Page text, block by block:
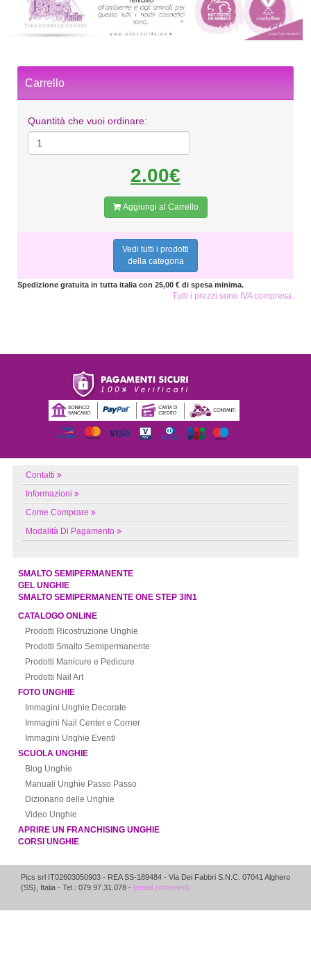
Carrello
Quantità che vuoi ordinare:
2.00€
Aggiungi al Carrello
Vedi tutti i prodotti
della categoria
Spedizione gratuita in tutta italia con 25,00 € di spesa minima.
Tutti i prezzi sono IVA compresa.
Contatti
Informazioni
Come Comprare
Modalità Di Pagamento
SMALTO SEMIPERMANENTE
GEL UNGHIE
SMALTO SEMIPERMANENTE ONE STEP 3IN1
CATALOGO ONLINE
Prodotti Ricostruzione Unghie
Prodotti Smalto Semipermanente
Prodotti Manicure e Pedicure
Prodotti Nail Art
FOTO UNGHIE
Immagini Unghie Decorate
Immagini Nail Center e Corner
Immagini Unghie Eventi
SCUOLA UNGHIE
Blog Unghie
Manuali Unghie Passo Passo
Dizionario delle Unghie
Video Unghie
APRIRE UN FRANCHISING UNGHIE
CORSI UNGHIE
Pics srl IT02603050903 - REA SS-189484 - Via Dei Fabbri S.N.C. 07041 Alghero
(SS), Italia - Tel.: 079.97.31.078 - [email protected]